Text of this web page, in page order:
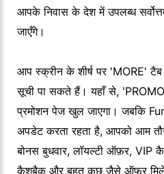
आपके निवास के देश में उपलब्ध
जाएँगे।
आप स्क्रीन के शीर्ष पर 'MORE' टैब
सूची पा सकते हैं। यहाँ से,
प्रमोशन पेज खुल जाएगा। जबकि
अपडेट करता रहता है, आपको आम
बोनस बुधवार, लॉयल्टी ऑफ़र, VIP
कैशबैक और बहुत कुछ जैसे ऑफ़र